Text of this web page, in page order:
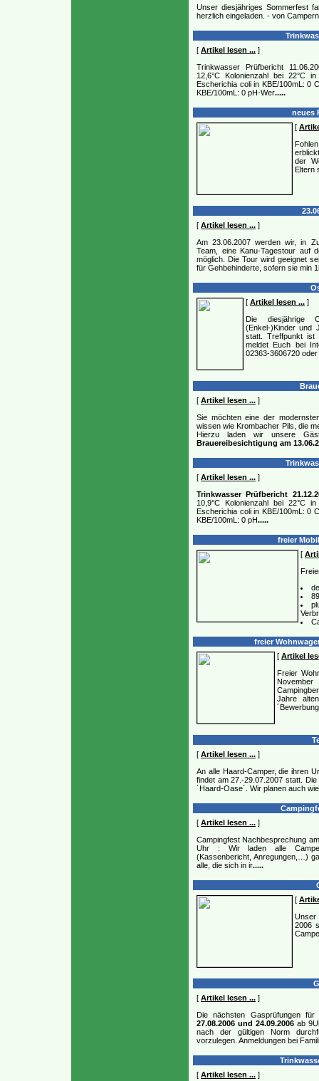
Unser diesjähriges Sommerfest
herzlich eingeladen. - von
[ Artikel lesen ... ]
Trinkwasser Prüfbericht
12,6°C Kolonienzahl bei 22°C
Escherichia coli in KBE/100mL: 0
KBE/100mL: 0 pH-Wer.....
neues
[
der
Eltern
[ Artikel lesen ... ]
Am 23.06.2007 werden wir, in
Team, eine Kanu-Tagestour auf
möglich. Die Tour wird geeignet
für Gehbehinderte, sofern sie min
[ Artikel lesen ... ]
Die diesjährige
(Enkel-)Kinder und
statt. Treffpunkt ist
meldet Euch bei
02363-3606720
[ Artikel lesen ... ]
Sie möchten eine der
wissen wie Krombacher Pils, die
Hierzu laden wir unsere
Brauereibesichtigung am
[ Artikel lesen ... ]
Trinkwasser Prüfbericht
10,9°C Kolonienzahl bei 22°C
Escherichia coli in KBE/100mL: 0
KBE/100mL: 0 pH.....
freier
[
freier
[ Artikel
Freier
Jahre
[ Artikel lesen ... ]
An alle Haard-Camper, die ihren
findet am 27.-29.07.2007 statt. Die
´Haard-Oase´. Wir planen auch
[ Artikel lesen ... ]
Campingfest Nachbesprechung
Uhr : Wir laden alle
(Kassenbericht, Anregungen,…)
alle, die sich in ir.....
[
Unser
2006
[ Artikel lesen ... ]
Die nächsten Gasprüfungen für
27.08.2006 und 24.09.2006ab
nach der gültigen Norm
vorzulegen. Anmeldungen bei Famili
[ Artikel lesen ... ]